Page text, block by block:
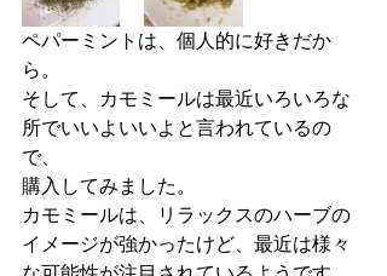
ペパーミントは、個人的に好きだか
ら。
そして、カモミールは最近いろいろな
所でいいよいいよと言われているの
で、
購入してみました。
カモミールは、リラックスのハーブの
イメージが強かったけど、最近は様々